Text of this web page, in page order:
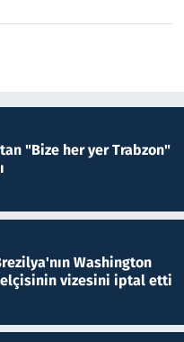
"Bize her yer Trabzon"
Washington
vizesini iptal etti